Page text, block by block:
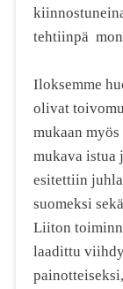
tehtiinpä
Iloksemme
olivat
mukaan
mukava istua
esitettiin
suomeksi
Liiton
laadittu